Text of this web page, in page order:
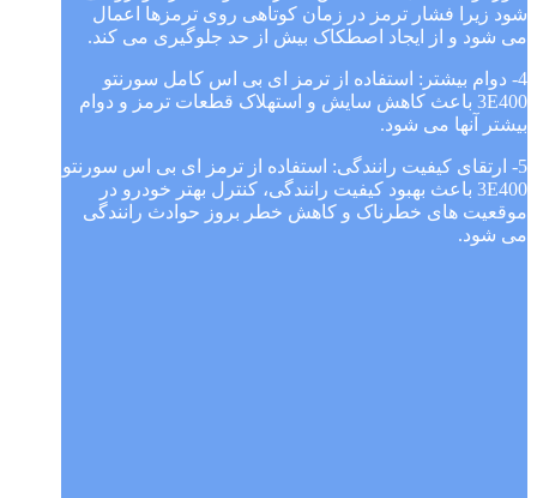
شود زیرا فشار ترمز در زمان کوتاهی روی ترمزها اعمال
می شود و از ایجاد اصطکاک بیش از حد جلوگیری می کند.
4- دوام بیشتر: استفاده از ترمز ای بی اس کامل سورنتو
3E400 باعث کاهش سایش و استهلاک قطعات ترمز و دوام
بیشتر آنها می شود.
5- ارتقای کیفیت رانندگی: استفاده از ترمز ای بی اس سورنتو
3E400 باعث بهبود کیفیت رانندگی، کنترل بهتر خودرو در
موقعیت های خطرناک و کاهش خطر بروز حوادث رانندگی
می شود.